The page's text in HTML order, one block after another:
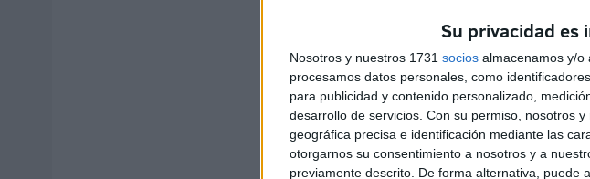
Su privacidad
Nosotros y nuestros 1731 socios almacenamos y/o
procesamos datos personales, como
para publicidad y contenido personalizado,
desarrollo de servicios. Con su permiso, nosotros
geográfica precisa e identificación mediante las
otorgarnos su consentimiento a nosotros y a
previamente descrito. De forma alternativa, puede